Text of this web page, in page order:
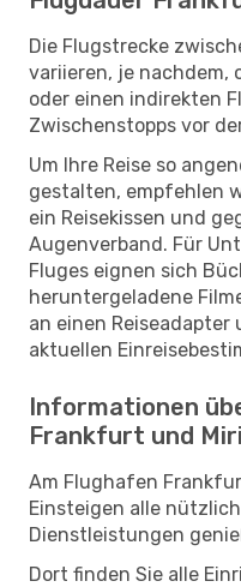
Die Flugstrecke
variieren, je nachdem,
oder einen indirekten
Zwischenstopps vor
Um Ihre Reise so
gestalten, empfehlen
ein Reisekissen und
Augenverband. Für
Fluges eignen sich
heruntergeladene
an einen
aktuellen
Informationen
Frankfurt und Miri
Am Flughafen
Einsteigen alle
Dienstleistungen
Dort finden Sie alle